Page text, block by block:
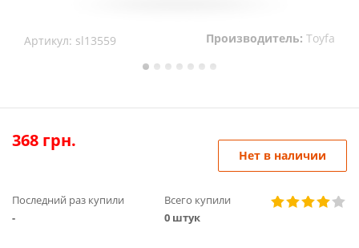
Артикул: sl13559 Производитель: Toyfa
368 грн.
Нет в наличии
Последний раз купили
-
Всего купили
0 штук